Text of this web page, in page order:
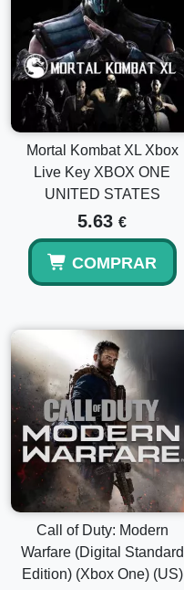
Mortal Kombat XL Xbox
Live Key XBOX ONE
UNITED STATES
5.63 €
COMPRAR
Call of Duty: Modern
Warfare (Digital Standard
Edition) (Xbox One) (US)